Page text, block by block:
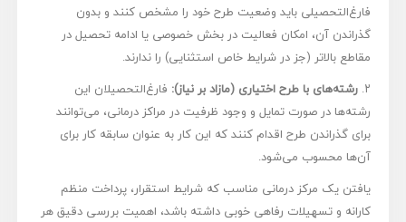
فارغ‌التحصیلی باید وضعیت طرح خود را مشخص کنند و بدون
گذراندن آن، امکان فعالیت در بخش خصوصی یا ادامه تحصیل در
مقاطع بالاتر (جز در شرایط خاص استثنایی) را ندارند.
۲. رشته‌های با طرح اختیاری (مازاد بر نیاز): فارغ‌التحصیلان این
رشته‌ها در صورت تمایل و وجود ظرفیت در مراکز درمانی، می‌توانند
برای گذراندن طرح اقدام کنند که این کار به عنوان سابقه کار برای
آن‌ها محسوب می‌شود.
یافتن یک مرکز درمانی مناسب که شرایط استقرار، پرداخت منظم
کارانه و تسهیلات رفاهی خوبی داشته باشد، اهمیت بررسی دقیق هر